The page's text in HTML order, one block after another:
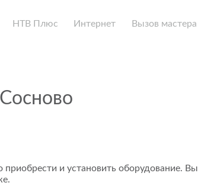
НТВ Плюс Интернет Вызов мастера
и установить оборудование. Вы